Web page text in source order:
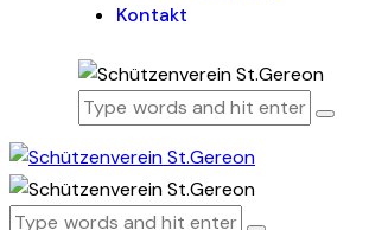
Kontakt